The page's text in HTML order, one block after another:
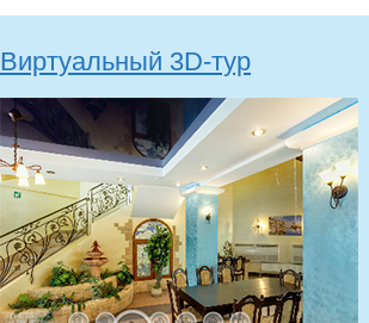
Виртуальный 3D-тур